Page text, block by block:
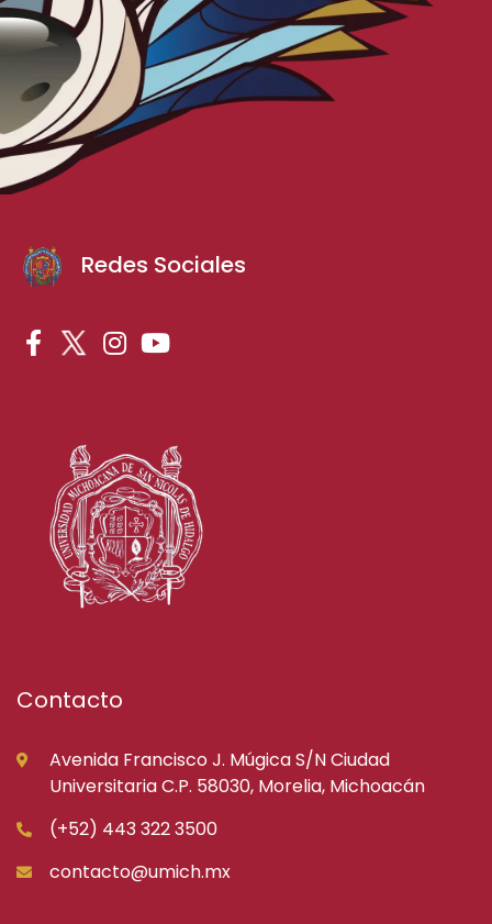
Redes Sociales
Contacto
Avenida Francisco J. Múgica S/N Ciudad
Universitaria C.P. 58030, Morelia, Michoacán
(+52) 443 322 3500
contacto@umich.mx